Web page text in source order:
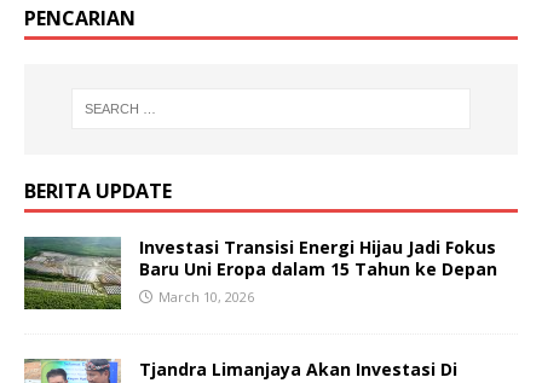
PENCARIAN
BERITA UPDATE
Investasi Transisi Energi Hijau Jadi Fokus
Baru Uni Eropa dalam 15 Tahun ke Depan
March 10, 2026
Tjandra Limanjaya Akan Investasi Di